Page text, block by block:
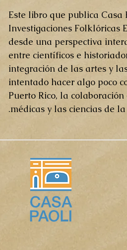
Este libro que publica Casa
Investigaciones Folklóricas
desde una perspectiva
entre científicos e
integración de las artes y
intentado hacer algo poco
Puerto Rico, la
médicas y las ciencias de la